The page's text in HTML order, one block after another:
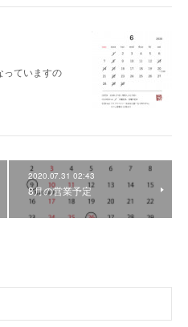
っていますの
2020.07.31 02:43
8月の営業予定